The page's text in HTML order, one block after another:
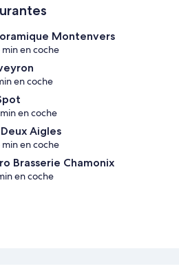
Montenvers
min en coche
en coche
en coche
Aigles
min en coche
Brasserie Chamonix
en coche